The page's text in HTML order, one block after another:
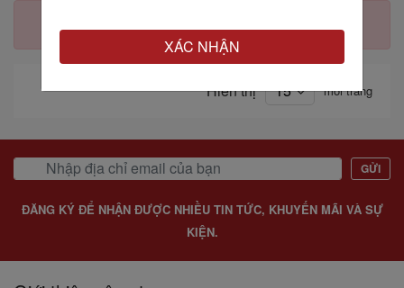
Không tìm thấy sản phẩm
Hiển thị mỗi trang
GỬI
ĐĂNG KÝ ĐỂ NHẬN ĐƯỢC NHIỀU TIN TỨC, KHUYẾN MÃI VÀ SỰ
KIỆN.
XÁC NHẬN